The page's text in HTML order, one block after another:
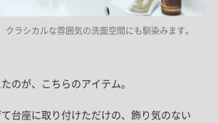
クラシカルな雰囲気の洗面空間にも馴染みます。
のが、こちらのアイテム。
台座に取り付けただけの、飾り気のない